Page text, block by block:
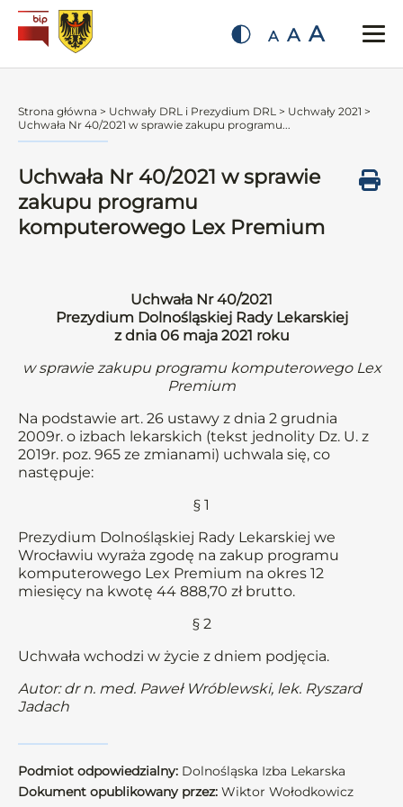
A A A
Strona główna > Uchwały DRL i Prezydium DRL > Uchwały 2021 >
Uchwała Nr 40/2021 w sprawie zakupu programu...
Uchwała Nr 40/2021 w sprawie
zakupu programu
komputerowego Lex Premium
Uchwała Nr 40/2021
Prezydium Dolnośląskiej Rady Lekarskiej
z dnia 06 maja 2021 roku
w sprawie zakupu programu komputerowego Lex
Premium
Na podstawie art. 26 ustawy z dnia 2 grudnia
2009r. o izbach lekarskich (tekst jednolity Dz. U. z
2019r. poz. 965 ze zmianami) uchwala się, co
następuje:
§ 1
Prezydium Dolnośląskiej Rady Lekarskiej we
Wrocławiu wyraża zgodę na zakup programu
komputerowego Lex Premium na okres 12
miesięcy na kwotę 44 888,70 zł brutto.
§ 2
Uchwała wchodzi w życie z dniem podjęcia.
Autor: dr n. med. Paweł Wróblewski, lek. Ryszard
Jadach
Podmiot odpowiedzialny: Dolnośląska Izba Lekarska
Dokument opublikowany przez: Wiktor Wołodkowicz